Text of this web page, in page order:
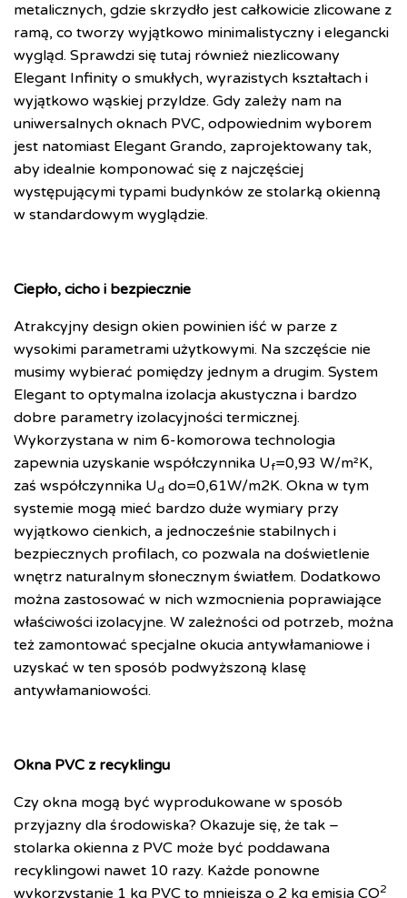
metalicznych, gdzie skrzydło jest całkowicie zlicowane z
ramą, co tworzy wyjątkowo minimalistyczny i elegancki
wygląd. Sprawdzi się tutaj również niezlicowany
Elegant Infinity o smukłych, wyrazistych kształtach i
wyjątkowo wąskiej przyldze. Gdy zależy nam na
uniwersalnych oknach PVC, odpowiednim wyborem
jest natomiast Elegant Grando, zaprojektowany tak,
aby idealnie komponować się z najczęściej
występującymi typami budynków ze stolarką okienną
w standardowym wyglądzie.
Ciepło, cicho i bezpiecznie
Atrakcyjny design okien powinien iść w parze z
wysokimi parametrami użytkowymi. Na szczęście nie
musimy wybierać pomiędzy jednym a drugim. System
Elegant to optymalna izolacja akustyczna i bardzo
dobre parametry izolacyjności termicznej.
Wykorzystana w nim 6-komorowa technologia
zapewnia uzyskanie współczynnika Uf=0,93 W/m²K,
zaś współczynnika Ud do=0,61W/m2K. Okna w tym
systemie mogą mieć bardzo duże wymiary przy
wyjątkowo cienkich, a jednocześnie stabilnych i
bezpiecznych profilach, co pozwala na doświetlenie
wnętrz naturalnym słonecznym światłem. Dodatkowo
można zastosować w nich wzmocnienia poprawiające
właściwości izolacyjne. W zależności od potrzeb, można
też zamontować specjalne okucia antywłamaniowe i
uzyskać w ten sposób podwyższoną klasę
antywłamaniowości.
Okna PVC z recyklingu
Czy okna mogą być wyprodukowane w sposób
przyjazny dla środowiska? Okazuje się, że tak –
stolarka okienna z PVC może być poddawana
recyklingowi nawet 10 razy. Każde ponowne
wykorzystanie 1 kg PVC to mniejsza o 2 kg emisja CO2